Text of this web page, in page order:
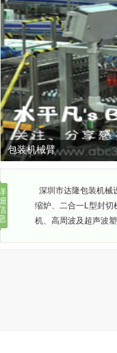
包装机械臂
深圳市达隆包装机械
缩炉、二合一L型封切
机、高周波及超声波